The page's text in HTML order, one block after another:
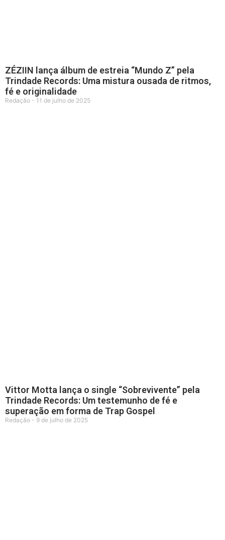
ZÉZIIN lança álbum de estreia “Mundo Z” pela
Trindade Records: Uma mistura ousada de ritmos,
fé e originalidade
Redação 11 de julho de 2025
Vittor Motta lança o single “Sobrevivente” pela
Trindade Records: Um testemunho de fé e
superação em forma de Trap Gospel
Redação 9 de julho de 2025